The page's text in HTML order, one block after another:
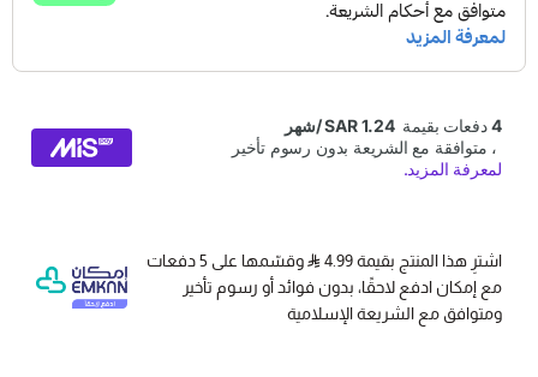
اشترِ هذا المنتج بقيمة 4.99
وقسّمها على 5 دفعات
مع إمكان ادفع لاحقًا، بدون فوائد أو رسوم تأخير
ومتوافق مع الشريعة الإسلامية